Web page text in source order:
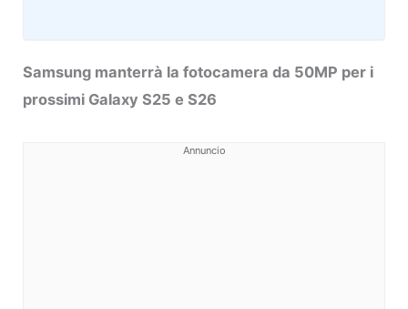
Samsung manterrà la fotocamera da 50MP per i
prossimi Galaxy S25 e S26
Annuncio